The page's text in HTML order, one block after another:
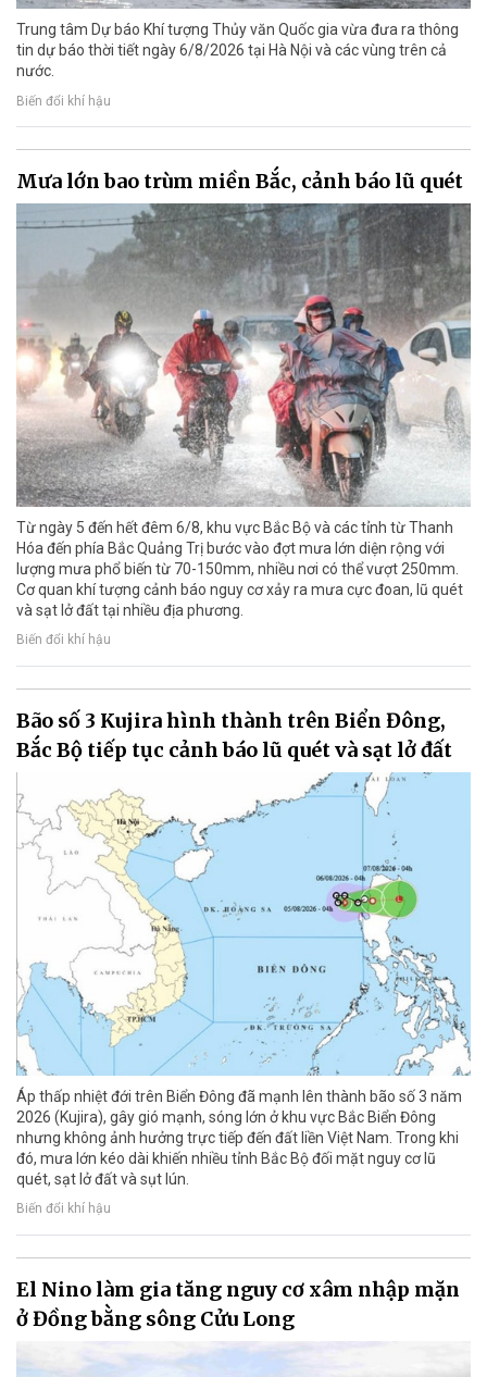
Trung tâm Dự báo Khí tượng Thủy văn Quốc gia vừa đưa ra thông
tin dự báo thời tiết ngày 6/8/2026 tại Hà Nội và các vùng trên cả
nước.
Biến đổi khí hậu
Mưa lớn bao trùm miền Bắc, cảnh báo lũ quét
Từ ngày 5 đến hết đêm 6/8, khu vực Bắc Bộ và các tỉnh từ Thanh
Hóa đến phía Bắc Quảng Trị bước vào đợt mưa lớn diện rộng với
lượng mưa phổ biến từ 70-150mm, nhiều nơi có thể vượt 250mm.
Cơ quan khí tượng cảnh báo nguy cơ xảy ra mưa cực đoan, lũ quét
và sạt lở đất tại nhiều địa phương.
Biến đổi khí hậu
Bão số 3 Kujira hình thành trên Biển Đông,
Bắc Bộ tiếp tục cảnh báo lũ quét và sạt lở đất
Áp thấp nhiệt đới trên Biển Đông đã mạnh lên thành bão số 3 năm
2026 (Kujira), gây gió mạnh, sóng lớn ở khu vực Bắc Biển Đông
nhưng không ảnh hưởng trực tiếp đến đất liền Việt Nam. Trong khi
đó, mưa lớn kéo dài khiến nhiều tỉnh Bắc Bộ đối mặt nguy cơ lũ
quét, sạt lở đất và sụt lún.
Biến đổi khí hậu
El Nino làm gia tăng nguy cơ xâm nhập mặn
ở Đồng bằng sông Cửu Long